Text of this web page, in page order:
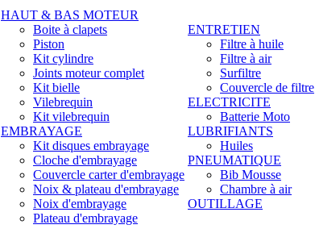
HAUT & BAS MOTEUR
Boite à clapets
Piston
Kit cylindre
Joints moteur complet
Kit bielle
Vilebrequin
Kit vilebrequin
EMBRAYAGE
Kit disques embrayage
Cloche d'embrayage
Couvercle carter d'embrayage
Noix & plateau d'embrayage
Noix d'embrayage
Plateau d'embrayage
ENTRETIEN
Filtre à huile
Filtre à air
Surfiltre
Couvercle de filtre
ELECTRICITE
Batterie Moto
LUBRIFIANTS
Huiles
PNEUMATIQUE
Bib Mousse
Chambre à air
OUTILLAGE